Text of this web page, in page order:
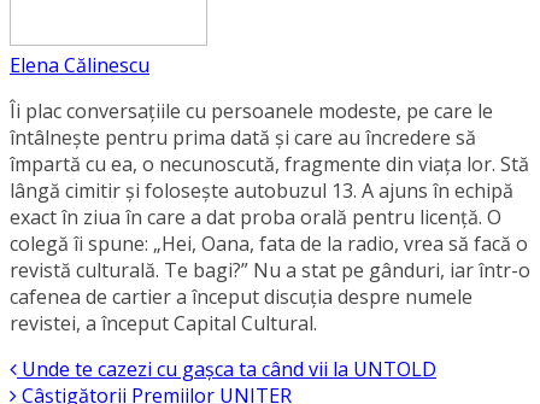
Elena Călinescu
Îi plac conversaţiile cu persoanele modeste, pe care le
întâlneşte pentru prima dată şi care au încredere să
împartă cu ea, o necunoscută, fragmente din viaţa lor. Stă
lângă cimitir și foloseşte autobuzul 13. A ajuns în echipă
exact în ziua în care a dat proba orală pentru licență. O
colegă îi spune: „Hei, Oana, fata de la radio, vrea să facă o
revistă culturală. Te bagi?” Nu a stat pe gânduri, iar într-o
cafenea de cartier a început discuția despre numele
revistei, a început Capital Cultural.
Unde te cazezi cu gașca ta când vii la UNTOLD
Câștigătorii Premiilor UNITER